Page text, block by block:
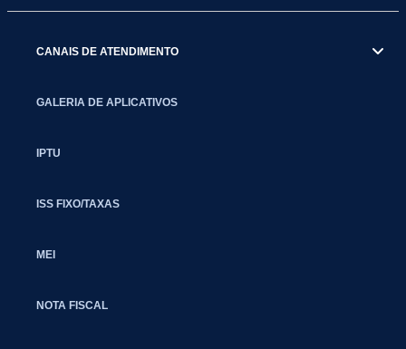
CANAIS DE ATENDIMENTO
GALERIA DE APLICATIVOS
IPTU
ISS FIXO/TAXAS
MEI
NOTA FISCAL